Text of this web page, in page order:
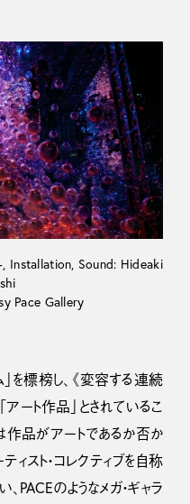
, Installation, Sound: Hideaki
Pace Gallery
を標榜し、《変容する連続
ート作品」とされているこ
作品がアートであるか否か
ィスト・コレクティブを自称
PACEのようなメガ・ギャラ